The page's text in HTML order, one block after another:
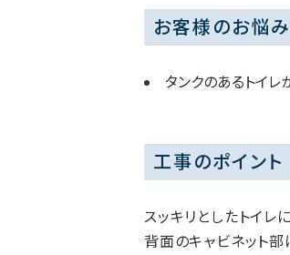
お客様のお悩み
タンクのあるトイレ
工事のポイント
スッキリとしたトイレ
背面のキャビネット部